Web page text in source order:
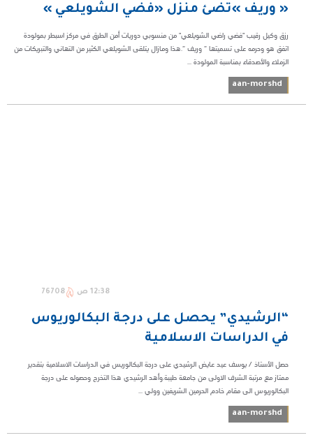
« وريف »تضئ منزل «فضي الشويلعي »
رزق وكيل رقيب "فضي راضي الشويلعي" من منسوبي دوريات أمن الطرق في مركز اسبطر بمولودة
اتفق هو وحرمه على تسميتها ” وريف ”.هذا ومازال يتلقى الشويلعي الكثير من التهاني والتبريكات من
الزملاء والأصدقاء بمناسبة المولودة ...
aan-morshd
12:38 ص 76708
“الرشيدي” يحصل على درجة البكالوريوس
في الدراسات الاسلامية
حصل الأستاذ / يوسف عيد عايض الرشيدي على درجة البكالوريس في الدراسات الاسلامية بتقدير
ممتاز مع مرتبة الشرف الاولى من جامعة طيبة.وأهد الرشيدي هذا التخرج وحصوله على درجة
البكالوريوس الى مقام خادم الحرمين الشريفين وولي ...
aan-morshd